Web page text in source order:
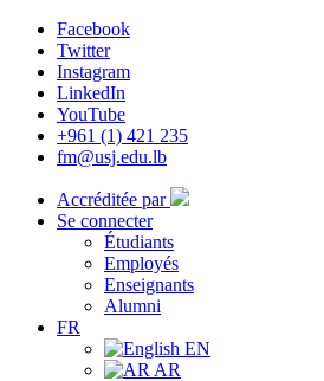
Facebook
Twitter
Instagram
LinkedIn
YouTube
+961 (1) 421 235
fm@usj.edu.lb
Accréditée par
Se connecter
Étudiants
Employés
Enseignants
Alumni
FR
EN
AR